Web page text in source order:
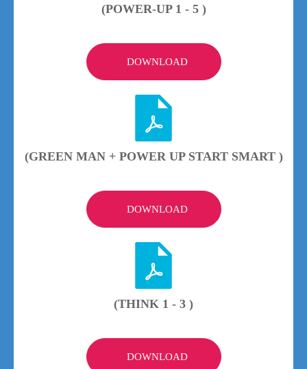
(POWER-UP 1 - 5 )
DOWNLOAD
(GREEN MAN + POWER UP START SMART )
DOWNLOAD
(THINK 1 - 3 )
DOWNLOAD